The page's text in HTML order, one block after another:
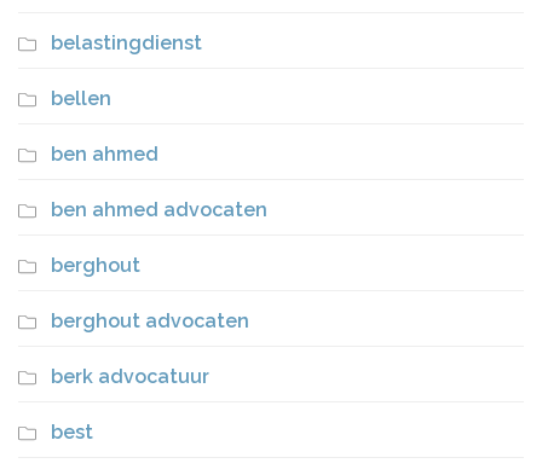
belastingdienst
bellen
ben ahmed
ben ahmed advocaten
berghout
berghout advocaten
berk advocatuur
best